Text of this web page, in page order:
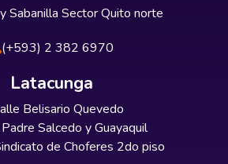
Sabanilla Sector Quito norte
(+593) 2 382 6970
Latacunga
Belisario Quevedo
Salcedo y Guayaquil
de Choferes 2do piso